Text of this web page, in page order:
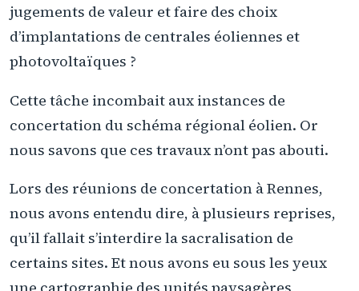
jugements de valeur et faire des choix
d’implantations de centrales éoliennes et
photovoltaïques ?
Cette tâche incombait aux instances de
concertation du schéma régional éolien. Or
nous savons que ces travaux n’ont pas abouti.
Lors des réunions de concertation à Rennes,
nous avons entendu dire, à plusieurs reprises,
qu’il fallait s’interdire la sacralisation de
certains sites. Et nous avons eu sous les yeux